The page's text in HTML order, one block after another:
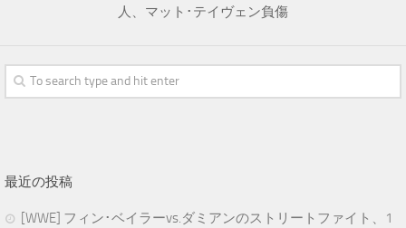
人、マット･テイヴェン負傷
最近の投稿
[WWE] フィン･ベイラーvs.ダミアンのストリートファイト、1